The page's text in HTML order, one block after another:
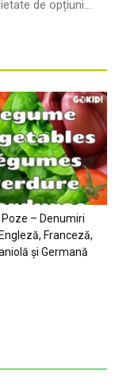
de opțiuni...
– Denumiri
Franceză,
şi Germană